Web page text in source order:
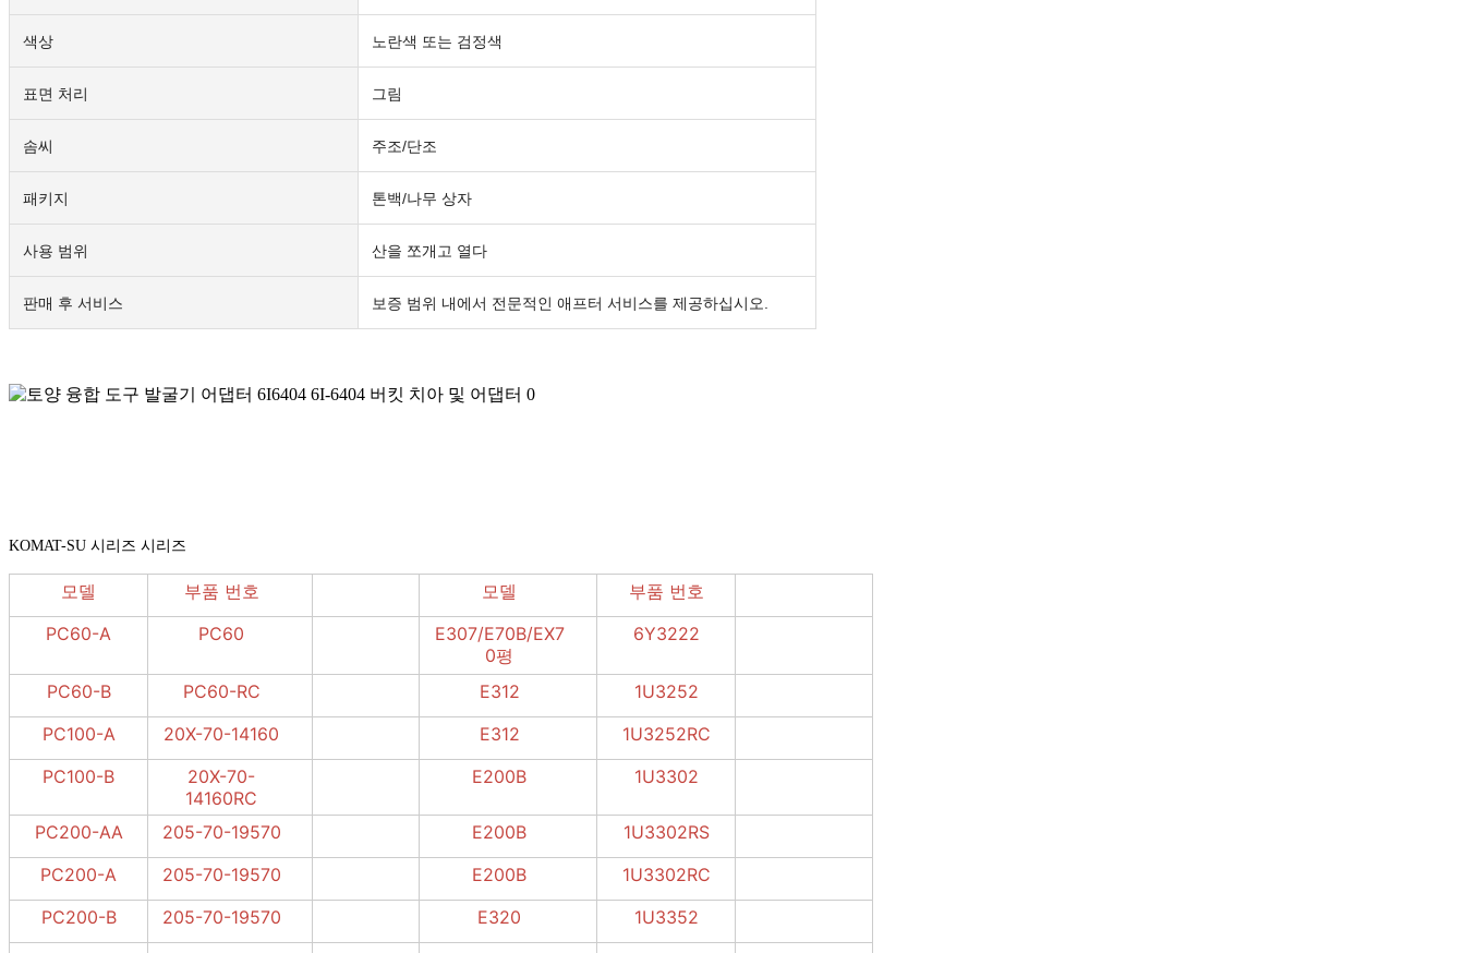
색상 노란색 또는 검정색
표면 처리 그림
솜씨 주조/단조
패키지 톤백/나무 상자
사용 범위 산을 쪼개고 열다
판매 후 서비스 보증 범위 내에서 전문적인 애프터 서비스를 제공하십시오.
KOMAT-SU 시리즈 시리즈
모델 부품 번호 모델
부품 번호
PC60-A
PC60
E307/E70B/EX7
0평
6Y3222
PC60-B PC60-RC E312
1U3252
PC100-A
20X-70-14160 E312
1U3252RC
PC100-B
20X-70-
14160RC
E200B 1U3302
PC200-AA 205-70-19570 E200B
1U3302RS
PC200-A
205-70-19570 E200B
1U3302RC
PC200-B
205-70-19570 E320
1U3352